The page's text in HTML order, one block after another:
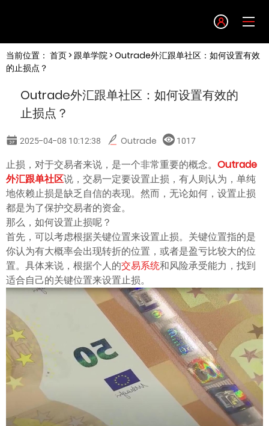
English
简体中文
한글
日本語
Tiếng việt
ไทย
当前位置： 首页> 跟单学院> Outrade外汇跟单社区：如何设置有效
的止损点？
Outrade外汇跟单社区：如何设置有效的
止损点？
2025-04-08 10:12:38 Outrade 1017
止损，对于交易者来说，是一个非常重要的概念。 Outrade
外汇跟单社区说，交易一定要设置止损，有人则认为，单纯
地依赖止损是缺乏自信的表现。然而，无论如何，设置止损
都是为了保护交易者的资金。
那么，如何设置止损呢？
首先，可以考虑根据关键位置来设置止损。关键位置指的是
你认为有大概率会出现转折的位置，或者是盈亏比较大的位
置。具体来说，根据个人的交易系统和风险承受能力，找到
适合自己的关键位置来设置止损。